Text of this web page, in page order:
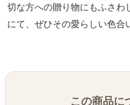
切な方への贈り物にもふさわ
にて、ぜひその愛らしい色合
この商品に